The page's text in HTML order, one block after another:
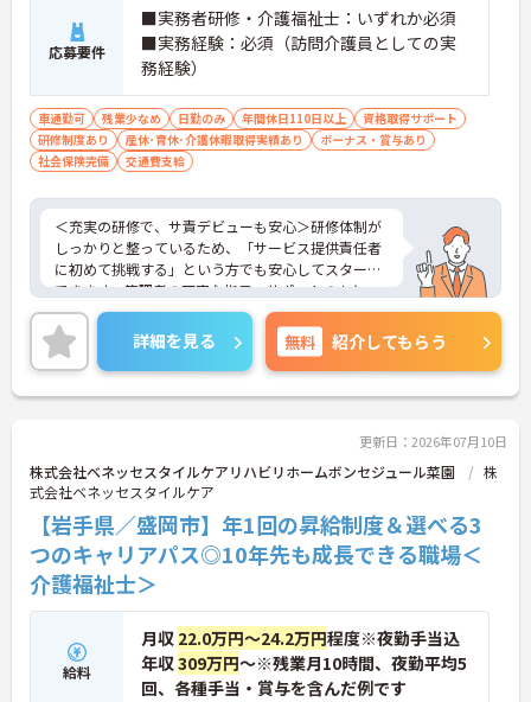
応募要件
■実務者研修・介護福祉士：いずれか必須
■実務経験：必須（訪問介護員としての実
務経験）
車通勤可 残業少なめ 日勤のみ 年間休日110日以上
資格取得サポート
研修制度あり
産休･育休･介護休暇取得実績あり
ボーナス・賞与あり
社会保険完備
交通費支給
＜充実の研修で、サ責デビューも安心＞研修体制が
しっかりと整っているため、「サービス提供責任者
に初めて挑戦する」という方でも安心してスタート
できます。管理者の丁寧な指示・サポートのもと
で、訪問介護計画書の作成やサービス調整などを少
しずつ学びながら担っていけます。実務を通じて介
護保険法令の知識も身につき、働きながら専門性を
磨ける学びの環境です。
＜子育て・介護と両立できる「くるみん・トモニ
ライフスタイルに合わせた働き方が可能です！産
休・育休（産後パパ育休含む）の取得推奨はもちろ
ん、お子様が小学校を卒業するまで使える行事参加
用の休暇や、家族の介護・看病に使える「家族愛休
暇」も完備！
詳細を見る 無料 紹介してもらう
更新日：2026年07月10日
株式会社ベネッセスタイルケアリハビリホームボンセジュール菜園
株
式会社ベネッセスタイルケア
【岩手県／盛岡市】年1回の昇給制度＆選べる3
つのキャリアパス◎10年先も成長できる職場＜
介護福祉士＞
給料
月収 22.0万円～24.2万円程度※夜勤手当込
年収309万円～※残業月10時間、夜勤平均5
回、各種手当・賞与を含んだ例です